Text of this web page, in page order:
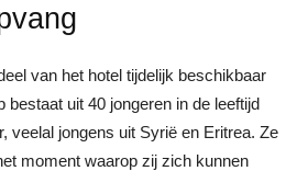
van het hotel tijdelijk beschikbaar
bestaat uit 40 jongeren in de leeftijd
veelal jongens uit Syrië en Eritrea. Ze
moment waarop zij zich kunnen